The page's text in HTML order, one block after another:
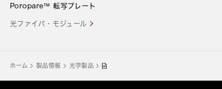
Poropare™ 転写プレート
光ファイバ・モジュール
ホーム 製品情報 光学製品